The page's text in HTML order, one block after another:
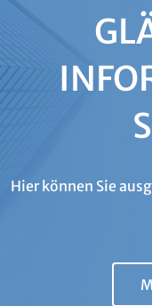
Hier können Sie